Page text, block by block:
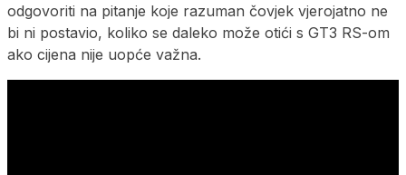
odgovoriti na pitanje koje razuman čovjek vjerojatno ne
bi ni postavio, koliko se daleko može otići s GT3 RS-om
ako cijena nije uopće važna.